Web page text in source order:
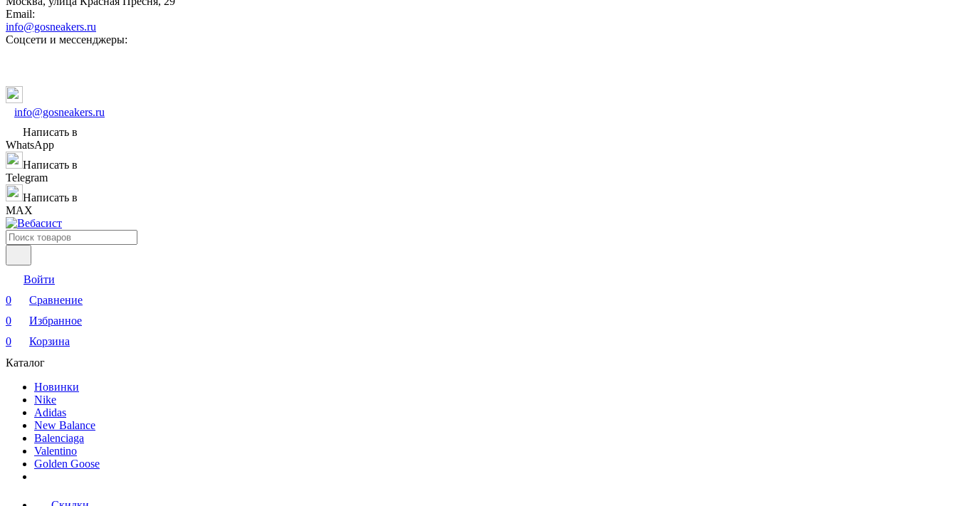
Email:
info@gosneakers.ru
Соцсети и мессенджеры:
info@gosneakers.ru
Написать в
WhatsApp
Написать в
Telegram
Написать в
MAX
Войти
0
Сравнение
0
Избранное
0
Корзина
Каталог
Новинки
Nike
Adidas
New Balance
Balenciaga
Valentino
Golden Goose